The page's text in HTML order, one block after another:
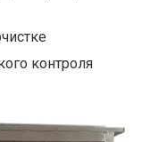
контроля